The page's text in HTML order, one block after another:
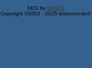
SEO by vBSEO
Copyright ©2002 - 2025 tektorum.de®